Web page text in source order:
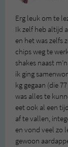
Erg leuk om te
Ik zelf heb altijd
en het was zelfs
chips weg te
shakes naast
ik ging
kg gegaan (die
was alles te
eet ook al een
af te vallen,
en vond veel zo
gewoon